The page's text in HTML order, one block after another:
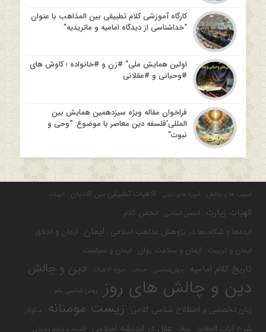
کارگاه آموزشی کلام تطبیقی بین المذاهب با عنوان
“خداشناسی از دیدگاه امامیه و ماتریدیه”
اولین همایش ملی” #زن و #خانواده ؛ کاوش های
#وحیانی و #عقلانی
فراخوان مقاله ویژه سیزدهمین همایش بین
المللی’فلسفه دین معاصر با موضوع: “وحی و
نبوت”
آسیب ها و چالش آموزه های دینی الاهیات تطبیقی بین الادیان الهیات
الهیات زیارت انجمن اسلامی
انجمن کلام
ایده‌ها و شکاف‌ها در پژوهش مذاهب اسلامی ایمان ایمان و اخلاق
ایمان و تربیت ایمان و سلامت روان ایمان و سیاست
تاریخ کلام امامیه جهان‌شناسی حجاب حوزه الاهیات دین و چالش
دین و چالش های روز روش شناسی علم
زبان تخصصی و اصطلاح شناسی کلامی زیست مومنانه سکولار
شرح آیات العقاید عفاف عقل در اندیشه اسلامی فلسفه و منابع وحیانی